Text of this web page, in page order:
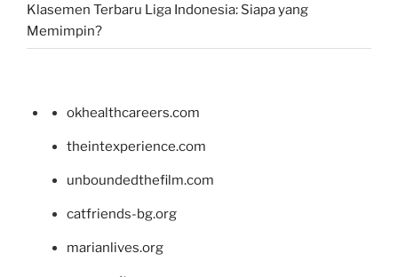
Klasemen Terbaru Liga Indonesia: Siapa yang
Memimpin?
okhealthcareers.com
theintexperience.com
unboundedthefilm.com
catfriends-bg.org
marianlives.org